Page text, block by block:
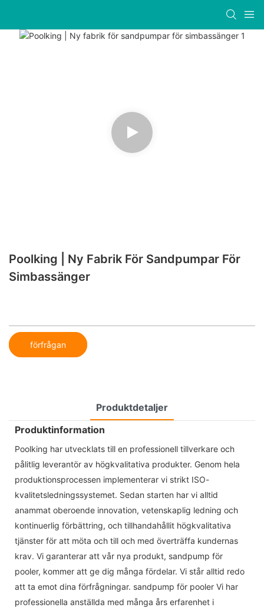
Poolking | Ny Fabrik För Sandpumpar För
Simbassänger
förfrågan
Produktdetaljer
Produktinformation
Poolking har utvecklats till en professionell tillverkare och
pålitlig leverantör av högkvalitativa produkter. Genom hela
produktionsprocessen implementerar vi strikt ISO-
kvalitetsledningssystemet. Sedan starten har vi alltid
anammat oberoende innovation, vetenskaplig ledning och
kontinuerlig förbättring, och tillhandahållit högkvalitativa
tjänster för att möta och till och med överträffa kundernas
krav. Vi garanterar att vår nya produkt, sandpump för
pooler, kommer att ge dig många fördelar. Vi står alltid redo
att ta emot dina förfrågningar. sandpump för pooler Vi har
professionella anställda med många års erfarenhet i